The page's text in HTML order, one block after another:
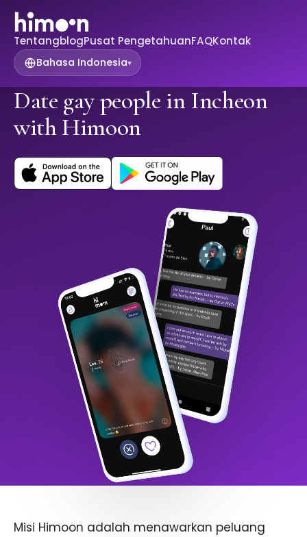
TentangblogPusat PengetahuanFAQKontak
Bahasa Indonesia▾
Date gay people in Incheon
with Himoon
Misi Himoon adalah menawarkan peluang